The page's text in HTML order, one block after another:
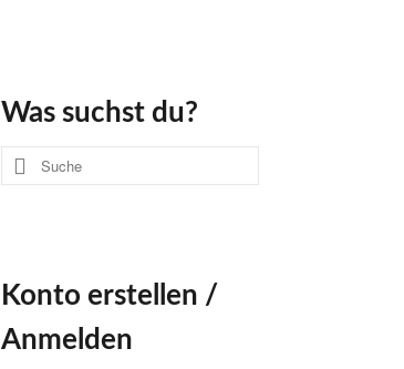
Was suchst du?
Suche
nach:
Konto erstellen /
Anmelden